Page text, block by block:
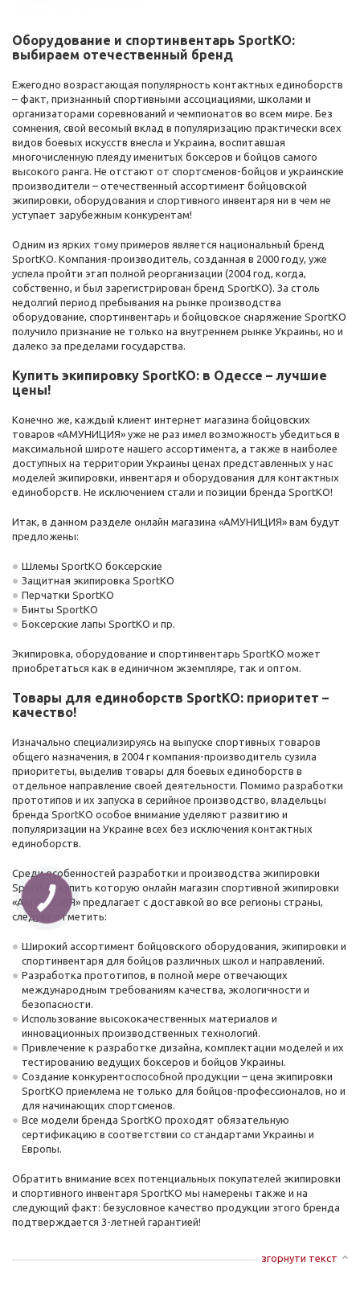
Оборудование и спортинвентарь SportKO:
выбираем отечественный бренд
Ежегодно возрастающая популярность контактных единоборств
– факт, признанный спортивными ассоциациями, школами и
организаторами соревнований и чемпионатов во всем мире. Без
сомнения, свой весомый вклад в популяризацию практически всех
видов боевых искусств внесла и Украина, воспитавшая
многочисленную плеяду именитых боксеров и бойцов самого
высокого ранга. Не отстают от спортсменов-бойцов и украинские
производители – отечественный ассортимент бойцовской
экипировки, оборудования и спортивного инвентаря ни в чем не
уступает зарубежным конкурентам!
Одним из ярких тому примеров является национальный бренд
SportKO. Компания-производитель, созданная в 2000 году, уже
успела пройти этап полной реорганизации (2004 год, когда,
собственно, и был зарегистрирован бренд SportKO). За столь
недолгий период пребывания на рынке производства
оборудование, спортинвентарь и бойцовское снаряжение SportKO
получило признание не только на внутреннем рынке Украины, но и
далеко за пределами государства.
Купить экипировку SportKO: в Одессе – лучшие
цены!
Конечно же, каждый клиент интернет магазина бойцовских
товаров «АМУНИЦИЯ» уже не раз имел возможность убедиться в
максимальной широте нашего ассортимента, а также в наиболее
доступных на территории Украины ценах представленных у нас
моделей экипировки, инвентаря и оборудования для контактных
единоборств. Не исключением стали и позиции бренда SportKO!
Итак, в данном разделе онлайн магазина «АМУНИЦИЯ» вам будут
предложены:
Шлемы SportKO боксерские
Защитная экипировка SportKO
Перчатки SportKO
Бинты SportKO
Боксерские лапы SportKO и пр.
Экипировка, оборудование и спортинвентарь SportKO может
приобретаться как в единичном экземпляре, так и оптом.
Товары для единоборств SportKO: приоритет –
качество!
Изначально специализируясь на выпуске спортивных товаров
общего назначения, в 2004 г компания-производитель сузила
приоритеты, выделив товары для боевых единоборств в
отдельное направление своей деятельности. Помимо разработки
прототипов и их запуска в серийное производство, владельцы
бренда SportKO особое внимание уделяют развитию и
популяризации на Украине всех без исключения контактных
единоборств.
Среди особенностей разработки и производства экипировки
SportKO, купить которую онлайн магазин спортивной экипировки
«АМУНИЦИЯ» предлагает с доставкой во все регионы страны,
следует отметить:
Широкий ассортимент бойцовского оборудования, экипировки и
спортинвентаря для бойцов различных школ и направлений.
Разработка прототипов, в полной мере отвечающих
международным требованиям качества, экологичности и
безопасности.
Использование высококачественных материалов и
инновационных производственных технологий.
Привлечение к разработке дизайна, комплектации моделей и их
тестированию ведущих боксеров и бойцов Украины.
Создание конкурентоспособной продукции – цена экипировки
SportKO приемлема не только для бойцов-профессионалов, но и
для начинающих спортсменов.
Все модели бренда SportKO проходят обязательную
сертификацию в соответствии со стандартами Украины и
Европы.
Обратить внимание всех потенциальных покупателей экипировки
и спортивного инвентаря SportKO мы намерены также и на
следующий факт: безусловное качество продукции этого бренда
подтверждается 3-летней гарантией!
згорнути текст